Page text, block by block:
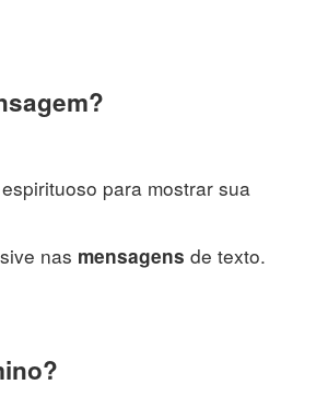
para mostrar sua
nas mensagens de texto.